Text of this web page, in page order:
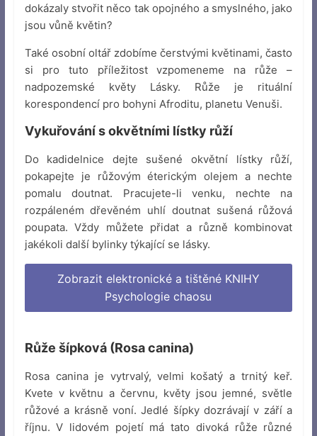
dokázaly stvořit něco tak opojného a smyslného, jako
jsou vůně květin?
Také osobní oltář zdobíme čerstvými květinami, často
si pro tuto příležitost vzpomeneme na růže –
nadpozemské květy Lásky. Růže je rituální
korespondencí pro bohyni Afroditu, planetu Venuši.
Vykuřování s okvětními lístky růží
Do kadidelnice dejte sušené okvětní lístky růží,
pokapejte je růžovým éterickým olejem a nechte
pomalu doutnat. Pracujete-li venku, nechte na
rozpáleném dřevěném uhlí doutnat sušená růžová
poupata. Vždy můžete přidat a různě kombinovat
jakékoli další bylinky týkající se lásky.
Zobrazit elektronické a tištěné KNIHY
Psychologie chaosu
Růže šípková (Rosa canina)
Rosa canina je vytrvalý, velmi košatý a trnitý keř.
Kvete v květnu a červnu, květy jsou jemné, světle
růžové a krásně voní. Jedlé šípky dozrávají v září a
říjnu. V lidovém pojetí má tato divoká růže různé